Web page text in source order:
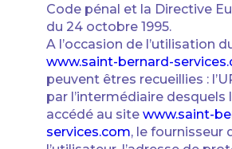
Code pénal et la Directive
du 24 octobre 1995.
A l’occasion de l’utilisation
www.saint-bernard-
peuvent êtres recueillies :
par l’intermédiaire desquels
accédé au site www.saint-
services.com, le fournisseur